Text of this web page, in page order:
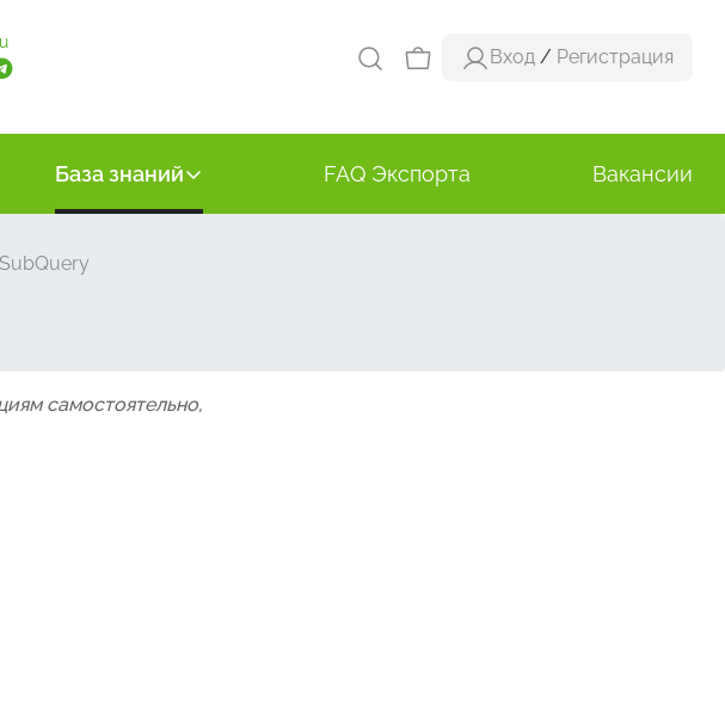
Вход / Регистрация
База знаний FAQ Экспорта Вакансии
самостоятельно,